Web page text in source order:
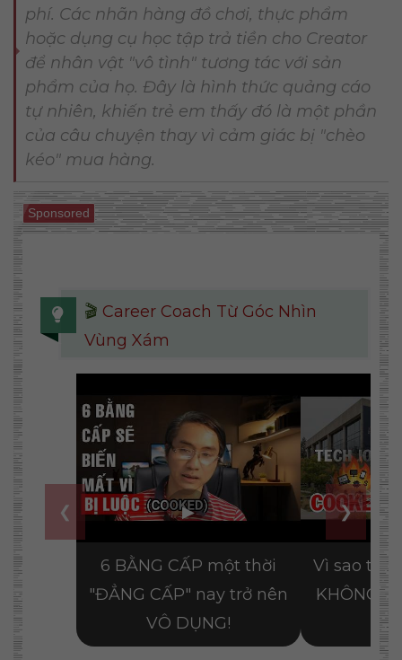
phí. Các nhãn hàng đồ chơi, thực phẩm
hoặc dụng cụ học tập trả tiền cho Creator
để nhân vật "vô tình" tương tác với sản
phẩm của họ. Đây là hình thức quảng cáo
tự nhiên, khiến trẻ em thấy đó là một phần
của câu chuyện thay vì cảm giác bị "chèo
kéo" mua hàng.
Sponsored